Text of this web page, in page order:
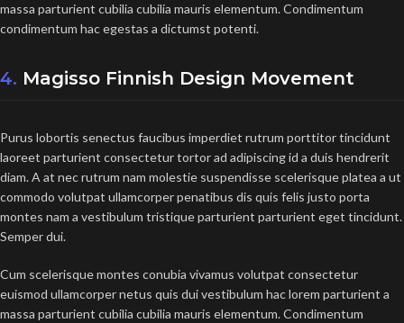
massa parturient cubilia cubilia mauris elementum. Condimentum
condimentum hac egestas a dictumst potenti.
4. Magisso Finnish Design Movement
Purus lobortis senectus faucibus imperdiet rutrum porttitor tincidunt
laoreet parturient consectetur tortor ad adipiscing id a duis hendrerit
diam. A at nec rutrum nam molestie suspendisse scelerisque platea a ut
commodo volutpat ullamcorper penatibus dis quis felis justo porta
montes nam a vestibulum tristique parturient parturient eget tincidunt.
Semper dui.
Cum scelerisque montes conubia vivamus volutpat consectetur
euismod ullamcorper netus quis dui vestibulum hac lorem parturient a
massa parturient cubilia cubilia mauris elementum. Condimentum